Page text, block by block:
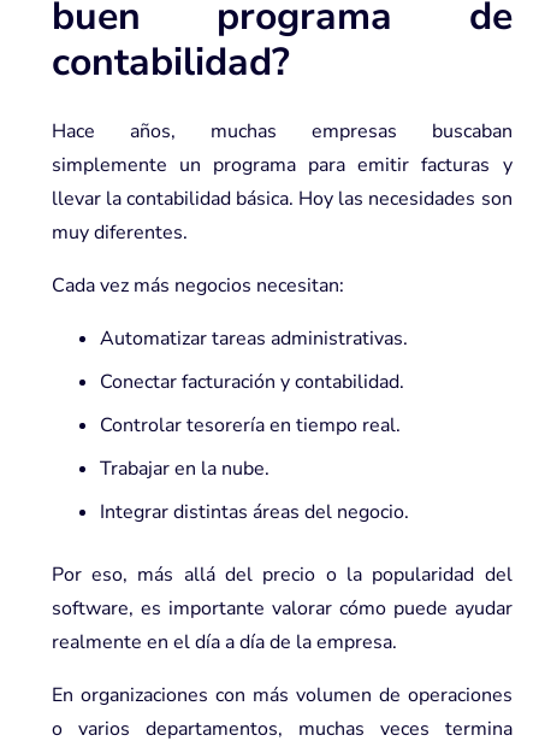
buen programa de
contabilidad?
Hace años, muchas empresas buscaban
simplemente un programa para emitir facturas y
llevar la contabilidad básica. Hoy las necesidades son
muy diferentes.
Cada vez más negocios necesitan:
Automatizar tareas administrativas.
Conectar facturación y contabilidad.
Controlar tesorería en tiempo real.
Trabajar en la nube.
Integrar distintas áreas del negocio.
Por eso, más allá del precio o la popularidad del
software, es importante valorar cómo puede ayudar
realmente en el día a día de la empresa.
En organizaciones con más volumen de operaciones
o varios departamentos, muchas veces termina